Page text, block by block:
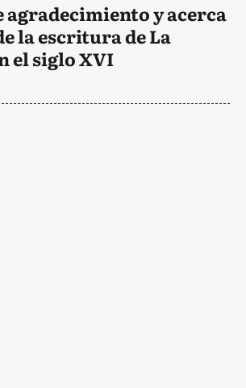
agradecimiento y acerca
la escritura de La
el siglo XVI